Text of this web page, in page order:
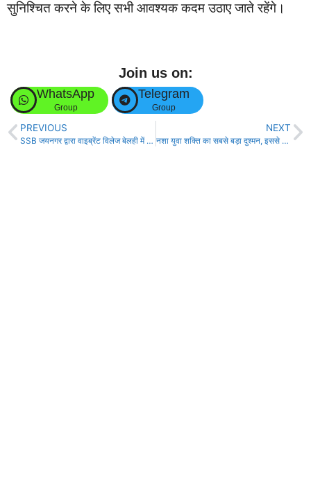
सुनिश्चित करने के लिए सभी आवश्यक कदम उठाए जाते रहेंगे।
Join us on:
WhatsApp
Group
Telegram
Group
PREVIOUS
SSB जयनगर द्वारा वाइब्रेंट विलेज बेलही में पशु चिकित्सा नागरिक कल्याण शिविर का आयोजन!
NEXT
नशा युवा शक्ति का सबसे बड़ा दुश्मन, इससे दूर रहकर बनाएं उज्ज्वल भविष्य : बीके राजीव भाईजी!